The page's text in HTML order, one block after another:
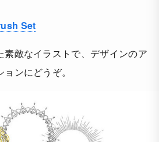
Set
素敵なイラストで、デザインのア
ンにどうぞ。